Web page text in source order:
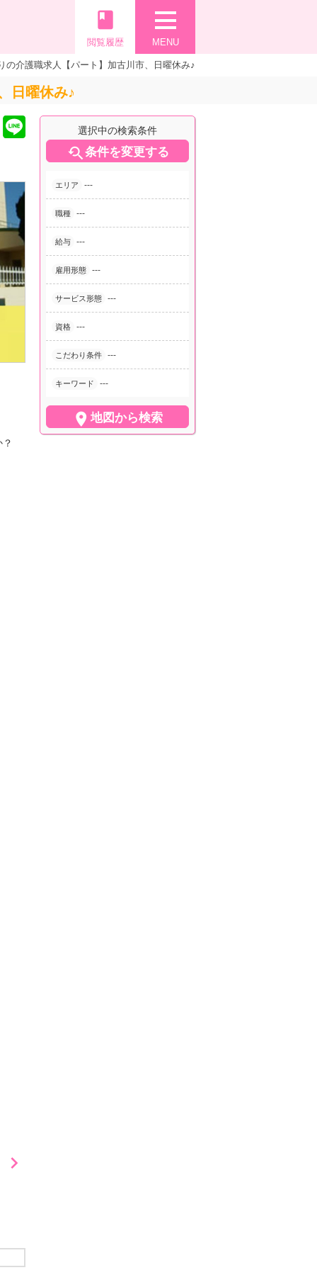
MENU
book
閲覧履歴
の介護職求人【パート】加古川市、日曜休み♪
日曜休み♪
選択中の検索条件
条件を変更する
エリア ---
職種 ---
給与 ---
雇用形態 ---
サービス形態 ---
資格 ---
こだわり条件 ---
キーワード ---
 地図から検索
